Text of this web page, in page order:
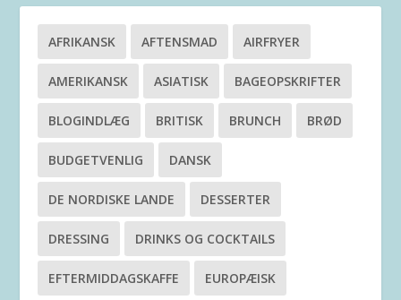
AFRIKANSK AFTENSMAD AIRFRYER
AMERIKANSK ASIATISK BAGEOPSKRIFTER
BLOGINDLÆG BRITISK BRUNCH BRØD
BUDGETVENLIG DANSK
DE NORDISKE LANDE DESSERTER
DRESSING DRINKS OG COCKTAILS
EFTERMIDDAGSKAFFE EUROPÆISK